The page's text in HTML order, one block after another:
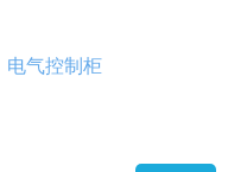
电气控制柜